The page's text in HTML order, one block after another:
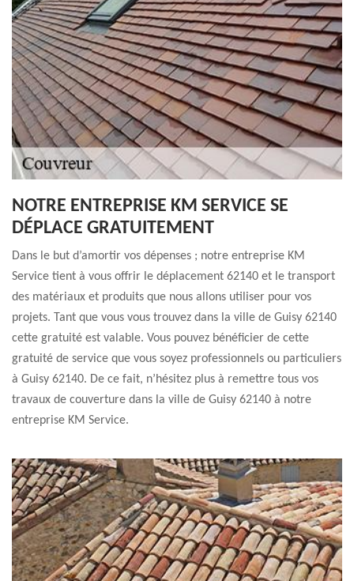
NOTRE ENTREPRISE KM SERVICE SE
DÉPLACE GRATUITEMENT
Dans le but d’amortir vos dépenses ; notre entreprise KM
Service tient à vous offrir le déplacement 62140 et le transport
des matériaux et produits que nous allons utiliser pour vos
projets. Tant que vous vous trouvez dans la ville de Guisy 62140
cette gratuité est valable. Vous pouvez bénéficier de cette
gratuité de service que vous soyez professionnels ou particuliers
à Guisy 62140. De ce fait, n’hésitez plus à remettre tous vos
travaux de couverture dans la ville de Guisy 62140 à notre
entreprise KM Service.